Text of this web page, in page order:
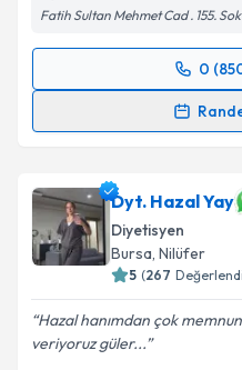
Fatih Sultan Mehmet Cad . 155.
0
Randevu Takvimi
takvim
E-posta Adresiniz
Kişisel verilerimin
Dyt. Hazal Yay
Diyetisyen
Bursa Nilüfer
5 (267
Hazal hanımdan çok
veriyoruz güler...